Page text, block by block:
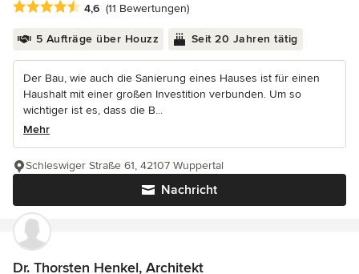
Durchschnittliche Bewertung: 4.6 von 5 Sternen
4,6 (11 Bewertungen)
5 Aufträge über Houzz Seit 20 Jahren tätig
Der Bau, wie auch die Sanierung eines Hauses ist für einen
Haushalt mit einer großen Investition verbunden. Um so
wichtiger ist es, dass die B...
Mehr
Nachricht
Schleswiger Straße 61, 42107 Wuppertal
Dr. Thorsten Henkel, Architekt